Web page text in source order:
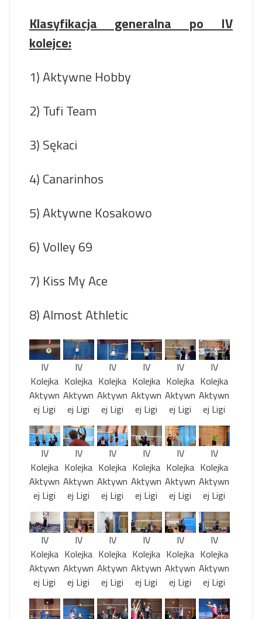
Klasyfikacja generalna po IV
kolejce:
1) Aktywne Hobby
2) Tufi Team
3) Sękaci
4) Canarinhos
5) Aktywne Kosakowo
6) Volley 69
7) Kiss My Ace
8) Almost Athletic
IV
Kolejka
Aktywn
ej Ligi
IV
Kolejka
Aktywn
ej Ligi
IV
Kolejka
Aktywn
ej Ligi
IV
Kolejka
Aktywn
ej Ligi
IV
Kolejka
Aktywn
ej Ligi
IV
Kolejka
Aktywn
ej Ligi
IV
Kolejka
Aktywn
ej Ligi
IV
Kolejka
Aktywn
ej Ligi
IV
Kolejka
Aktywn
ej Ligi
IV
Kolejka
Aktywn
ej Ligi
IV
Kolejka
Aktywn
ej Ligi
IV
Kolejka
Aktywn
ej Ligi
IV
Kolejka
Aktywn
ej Ligi
IV
Kolejka
Aktywn
ej Ligi
IV
Kolejka
Aktywn
ej Ligi
IV
Kolejka
Aktywn
ej Ligi
IV
Kolejka
Aktywn
ej Ligi
IV
Kolejka
Aktywn
ej Ligi